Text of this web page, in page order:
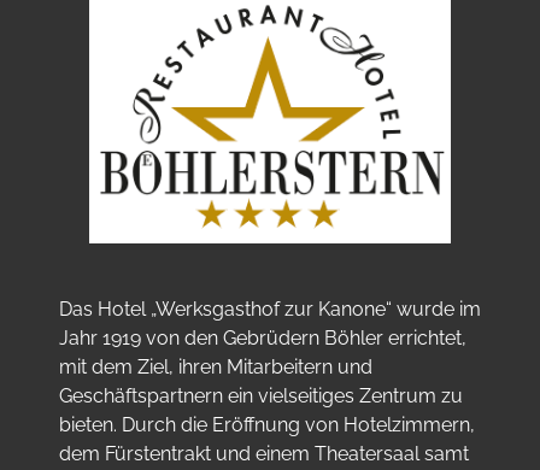
Das Hotel „Werksgasthof zur Kanone“ wurde im
Jahr 1919 von den Gebrüdern Böhler errichtet,
mit dem Ziel, ihren Mitarbeitern und
Geschäftspartnern ein vielseitiges Zentrum zu
bieten. Durch die Eröffnung von Hotelzimmern,
dem Fürstentrakt und einem Theatersaal samt